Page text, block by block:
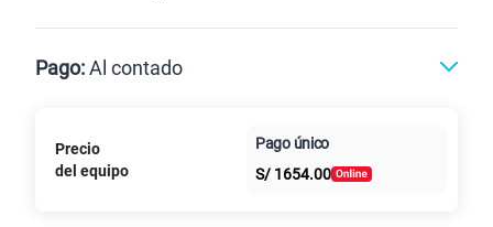
Paga solo
10GBen alta velocidad
S/
Pago:Al contado
Al contado Cuotas Claro
intereses
Precio
del equipo
Pago único
S/ 1654.00